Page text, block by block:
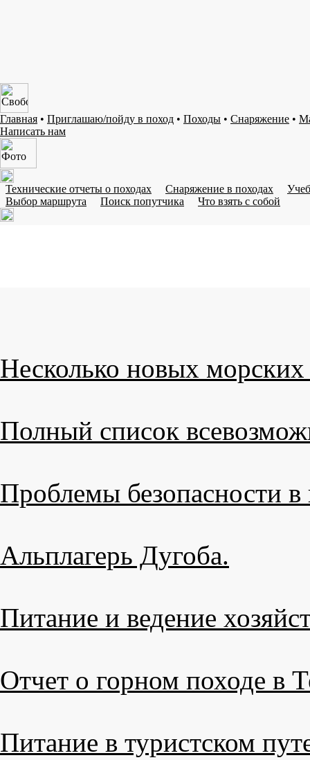
Главная • Приглашаю/пойду в поход • Походы • Снаряжение •
Написать нам
Технические отчеты о походах Снаряжение в походах
Выбор маршрута
Поиск попутчика Что взять с собой
Несколько новых
Полный список
Проблемы безопасности
Альплагерь Дугоба.
Питание и ведение
Отчет о горном походе в
Питание в туристском